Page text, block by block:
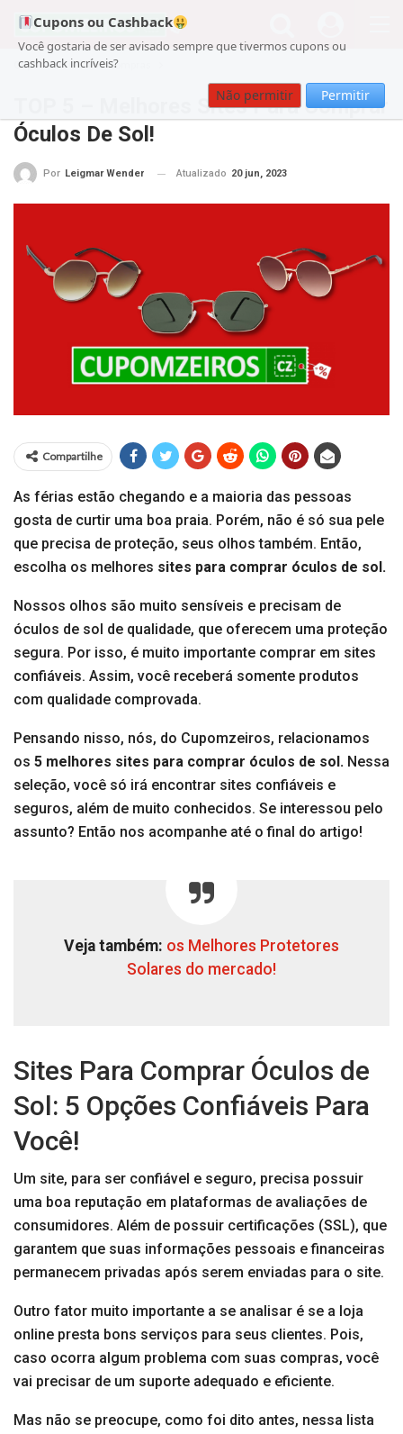
Cupons ou Cashback
Você gostaria de ser avisado sempre que tivermos cupons ou
cashback incríveis?
Não permitir Permitir
Cupom Guia de Compras
TOP 5 – Melhores Sites Para Comprar
Óculos De Sol!
Por Leigmar Wender Atualizado 20 jun, 2023
Compartilhe
As férias estão chegando e a maioria das pessoas
gosta de curtir uma boa praia. Porém, não é só sua pele
que precisa de proteção, seus olhos também. Então,
escolha os melhores sites para comprar óculos de sol.
Nossos olhos são muito sensíveis e precisam de
óculos de sol de qualidade, que oferecem uma proteção
segura. Por isso, é muito importante comprar em sites
confiáveis. Assim, você receberá somente produtos
com qualidade comprovada.
Pensando nisso, nós, do Cupomzeiros, relacionamos
os 5 melhores sites para comprar óculos de sol. Nessa
seleção, você só irá encontrar sites confiáveis e
seguros, além de muito conhecidos. Se interessou pelo
assunto? Então nos acompanhe até o final do artigo!
Veja também: os Melhores Protetores
Solares do mercado!
Sites Para Comprar Óculos de
Sol: 5 Opções Confiáveis Para
Você!
Um site, para ser confiável e seguro, precisa possuir
uma boa reputação em plataformas de avaliações de
consumidores. Além de possuir certificações (SSL), que
garantem que suas informações pessoais e financeiras
permanecem privadas após serem enviadas para o site.
Outro fator muito importante a se analisar é se a loja
online presta bons serviços para seus clientes. Pois,
caso ocorra algum problema com suas compras, você
vai precisar de um suporte adequado e eficiente.
Mas não se preocupe, como foi dito antes, nessa lista